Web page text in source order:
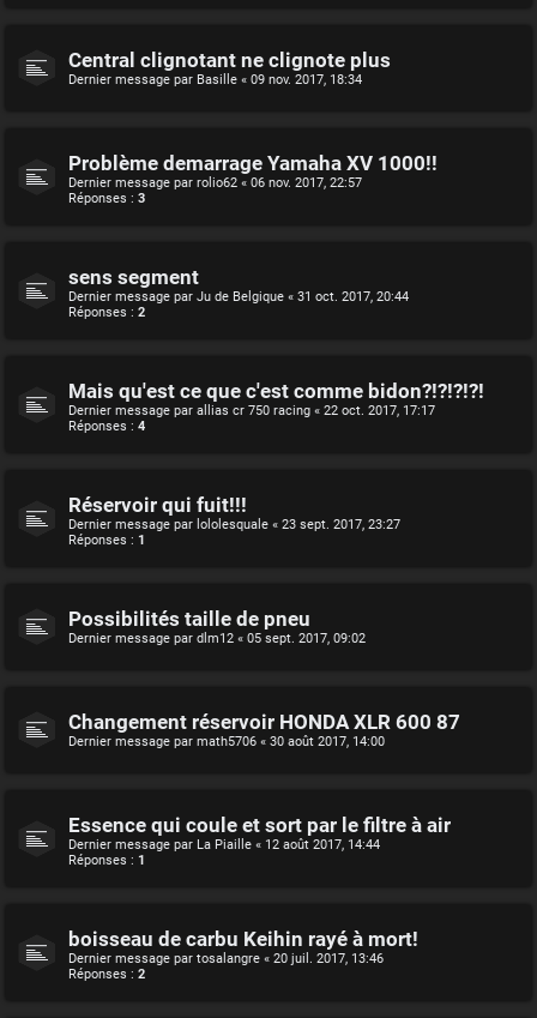
Central clignotant ne clignote plus
Dernier message par Basille « 09 nov. 2017, 18:34
Problème demarrage Yamaha XV 1000!!
Dernier message par rolio62 « 06 nov. 2017, 22:57
Réponses : 3
sens segment
Dernier message par Ju de Belgique « 31 oct. 2017, 20:44
Réponses : 2
Mais qu'est ce que c'est comme bidon?!?!?!?!
Dernier message par allias cr 750 racing « 22 oct. 2017, 17:17
Réponses : 4
Réservoir qui fuit!!!
Dernier message par lololesquale « 23 sept. 2017, 23:27
Réponses : 1
Possibilités taille de pneu
Dernier message par dlm12 « 05 sept. 2017, 09:02
Changement réservoir HONDA XLR 600 87
Dernier message par math5706 « 30 août 2017, 14:00
Essence qui coule et sort par le filtre à air
Dernier message par La Piaille « 12 août 2017, 14:44
Réponses : 1
boisseau de carbu Keihin rayé à mort!
Dernier message par tosalangre « 20 juil. 2017, 13:46
Réponses : 2